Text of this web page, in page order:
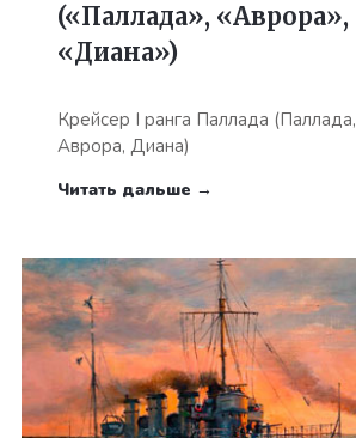
(«Паллада», «Аврора»,
«Диана»)
Крейсер I ранга Паллада (Паллада,
Аврора, Диана)
Читать дальше →